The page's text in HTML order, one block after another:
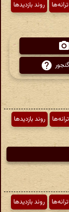
ترانه‌ها
روند بازدیدها
ترانه‌ها
روند بازدیدها
ترانه‌ها
روند بازدیدها